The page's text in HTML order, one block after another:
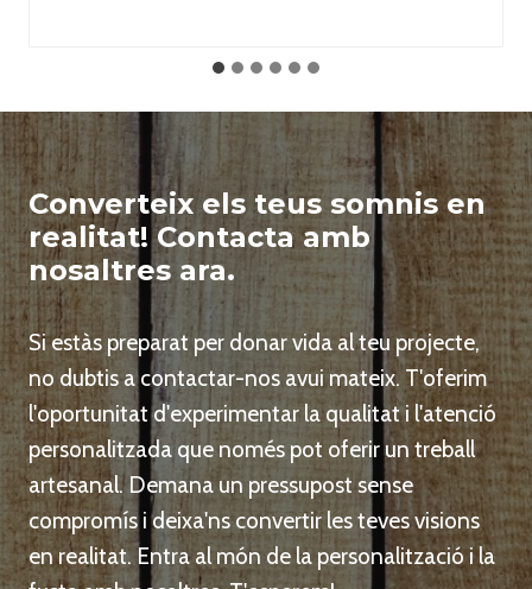
Converteix els teus somnis en
realitat! Contacta amb
nosaltres ara.
Si estàs preparat per donar vida al teu projecte,
no dubtis a contactar-nos avui mateix. T'oferim
l'oportunitat d'experimentar la qualitat i l'atenció
personalitzada que només pot oferir un treball
artesanal. Demana un pressupost sense
compromís i deixa'ns convertir les teves visions
en realitat. Entra al món de la personalització i la